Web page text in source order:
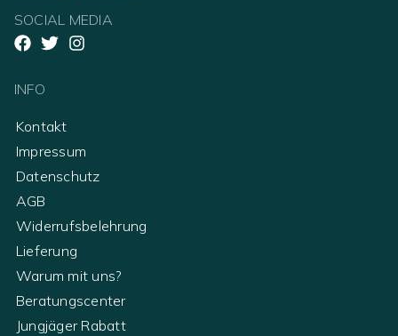
SOCIAL MEDIA
INFO
Kontakt
Impressum
Datenschutz
AGB
Widerrufsbelehrung
Lieferung
Warum mit uns?
Beratungscenter
Jungjäger Rabatt